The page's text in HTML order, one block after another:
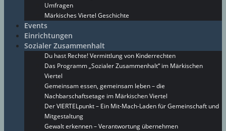
Umfragen
Märkisches Viertel Geschichte
Events
Einrichtungen
Sozialer Zusammenhalt
Du hast Rechte! Vermittlung von Kinderrechten
Das Programm „Sozialer Zusammenhalt“ im Märkischen
Viertel
Gemeinsam essen, gemeinsam leben – die
Nachbarschaftsetage im Märkischen Viertel
Der VIERTELpunkt – Ein Mit-Mach-Laden für Gemeinschaft und
Mitgestaltung
Gewalt erkennen – Verantwortung übernehmen